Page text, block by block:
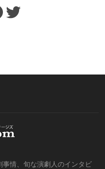
Twitter
事情、旬な演劇人のインタビ